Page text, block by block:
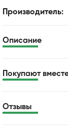
Производитель:
Описание
Покупают
Отзывы